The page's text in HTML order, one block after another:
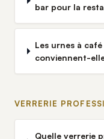
bar pour la
Les urnes à
conviennent-
VERRERIE
Quelle verrerie